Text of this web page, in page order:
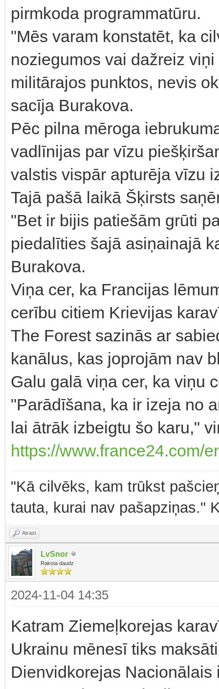
pirmkoda programmatūru.
"Mēs varam konstatēt, ka
noziegumos vai dažreiz
militārajos punktos, nevis
sacīja Burakova.
Pēc pilna mēroga
vadlīnijas par vīzu
valstis vispār apturēja vīzu
Tajā pašā laikā Šķirsts
"Bet ir bijis patiešām grūti
piedalīties šajā asiņainajā
Burakova.
Viņa cer, ka Francijas
cerību citiem Krievijas
The Forest sazinās ar
kanālus, kas joprojām nav
Galu galā viņa cer, ka viņu
"Parādīšana, ka ir izeja no
lai ātrāk izbeigtu šo karu,"
https://www.france24.com/
"Kā cilvēks, kam trūkst
tauta, kurai nav pašapziņas."
Atrast
LvSnor
Raksta daudz
2024-11-04 14:35
Katram Ziemeļkorejas
Ukrainu mēnesī tiks
Dienvidkorejas